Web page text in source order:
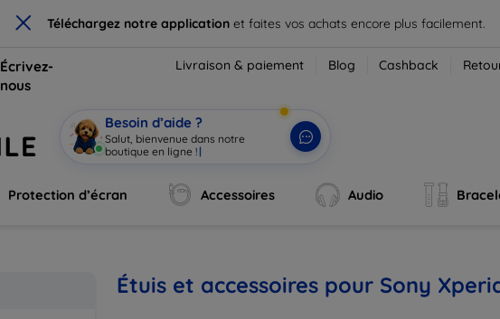
× Téléchargez notre application et faites vos achats encore plus facilement.
Écrivez-
nous
Livraison & paiement Blog Cashback
Besoin d’aide ?
Salut, bienvenue dans notre
boutique en ligne !|
Protection d’écran Accessoires Audio
Étuis et accessoires pour Sony